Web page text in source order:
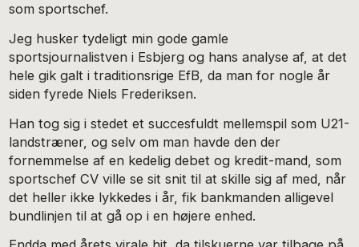
som sportschef.
Jeg husker tydeligt min gode gamle
sportsjournalistven i Esbjerg og hans analyse af, at det
hele gik galt i traditionsrige EfB, da man for nogle år
siden fyrede Niels Frederiksen.
Han tog sig i stedet et succesfuldt mellemspil som U21-
landstræner, og selv om man havde den der
fornemmelse af en kedelig debet og kredit-mand, som
sportschef CV ville se sit snit til at skille sig af med, når
det heller ikke lykkedes i år, fik bankmanden alligevel
bundlinjen til at gå op i en højere enhed.